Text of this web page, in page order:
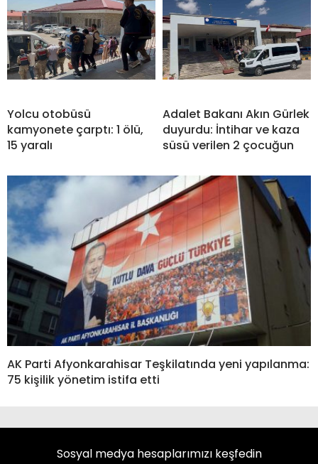
Yolcu otobüsü
kamyonete çarptı: 1 ölü,
15 yaralı
Adalet Bakanı Akın Gürlek
duyurdu: İntihar ve kaza
süsü verilen 2 çocuğun
AK Parti Afyonkarahisar Teşkilatında yeni yapılanma:
75 kişilik yönetim istifa etti
Sosyal medya hesaplarımızı keşfedin